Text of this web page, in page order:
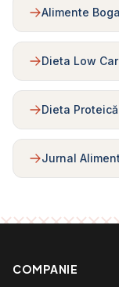
Alimente
Dieta Low
Dieta
Jurnal
COMPANIE